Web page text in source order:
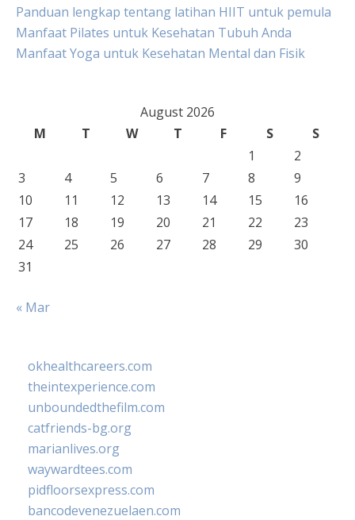
Panduan lengkap tentang latihan HIIT untuk pemula
Manfaat Pilates untuk Kesehatan Tubuh Anda
Manfaat Yoga untuk Kesehatan Mental dan Fisik
August 2026
M
T W T F S
S
1
2
3
4 5 6 7 8
9
10
11 12 13 14 15
16
17
18 19 20 21 22
23
24
25 26 27 28 29
30
31
« Mar
okhealthcareers.com
theintexperience.com
unboundedthefilm.com
catfriends-bg.org
marianlives.org
waywardtees.com
pidfloorsexpress.com
bancodevenezuelaen.com